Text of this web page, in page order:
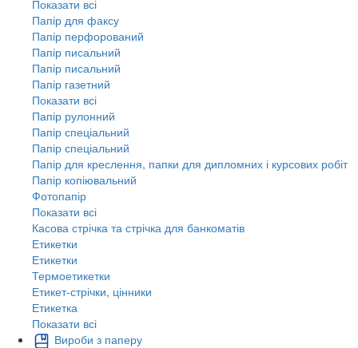
Показати всі
Папір для факсу
Папір перфорований
Папір писальний
Папір писальний
Папір газетний
Показати всі
Папір рулонний
Папір спеціальний
Папір спеціальний
Папір для креслення, папки для дипломних і курсових робіт
Папір копіювальний
Фотопапір
Показати всі
Касова стрічка та стрічка для банкоматів
Етикетки
Етикетки
Термоетикетки
Етикет-стрічки, цінники
Етикетка
Показати всі
Вироби з паперу